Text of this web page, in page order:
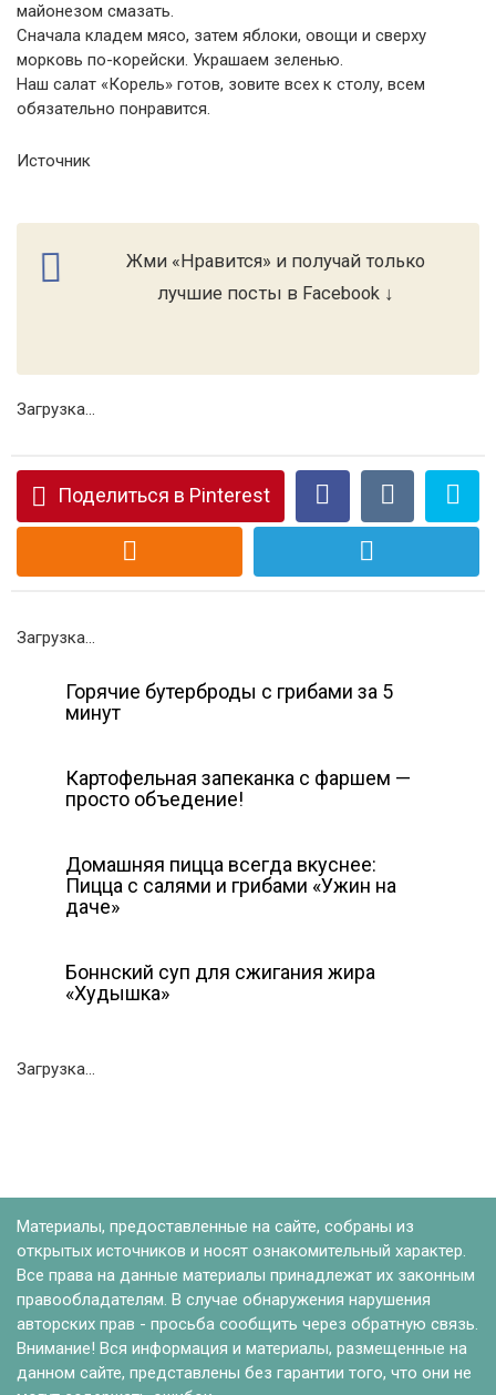
майонезом смазать.
Сначала кладем мясо, затем яблоки, овощи и сверху
морковь по-корейски. Украшаем зеленью.
Наш салат «Корель» готов, зовите всех к столу, всем
обязательно понравится.
Источник
Жми «Нравится» и получай только
лучшие посты в Facebook ↓
Загрузка...
Поделиться в Pinterest
Загрузка...
Горячие бутерброды с грибами за 5
минут
Картофельная запеканка с фаршем —
просто объедение!
Домашняя пицца всегда вкуснее:
Пицца с салями и грибами «Ужин на
даче»
Боннский суп для сжигания жира
«Худышка»
Загрузка...
Материалы, предоставленные на сайте, собраны из
открытых источников и носят ознакомительный характер.
Все права на данные материалы принадлежат их законным
правообладателям. В случае обнаружения нарушения
авторских прав - просьба сообщить через обратную связь.
Внимание! Вся информация и материалы, размещенные на
данном сайте, представлены без гарантии того, что они не